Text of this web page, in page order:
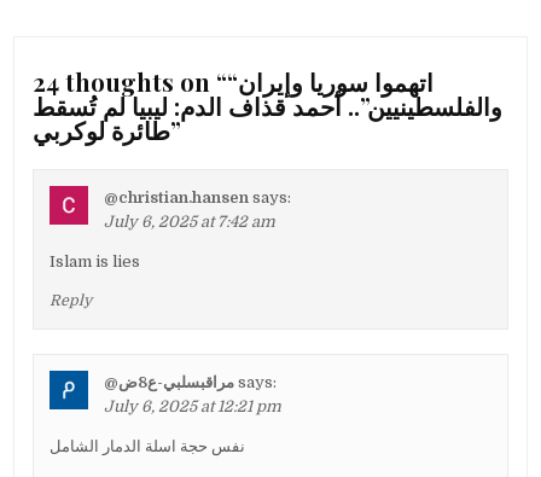
24 thoughts on ““اتهموا سوريا وإيران
والفلسطينيين”.. أحمد قذاف الدم: ليبيا لم تُسقط
طائرة لوكربي”
@christian.hansen says:
July 6, 2025 at 7:42 am
Islam is lies
Reply
@مراقبسلبي-ع8ض says:
July 6, 2025 at 12:21 pm
نفس حجة اسلة الدمار الشامل